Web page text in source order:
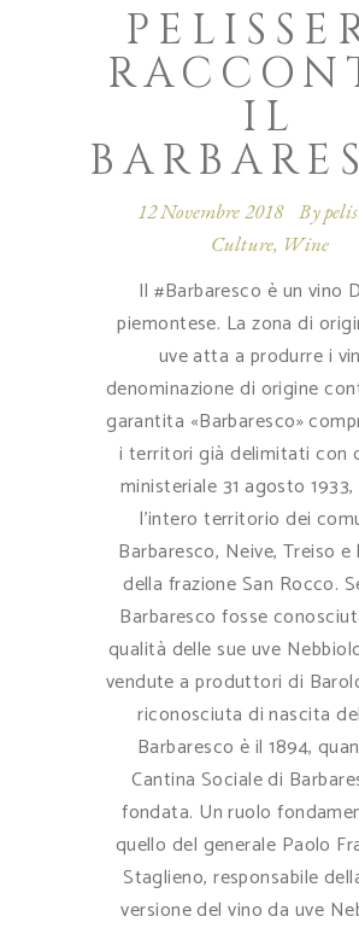
IL
12 Novembre 2018 By
Culture, Wine
Il #Barbaresco è un vino
piemontese. La zona di
uve atta a produrre i
denominazione di origine
garantita «Barbaresco»
i territori già delimitati con
ministeriale 31 agosto
l'intero territorio dei
Barbaresco, Neive, Treiso
della frazione San Rocco.
Barbaresco fosse
qualità delle sue uve
vendute a produttori di
riconosciuta di nascita
Barbaresco è il 1894,
Cantina Sociale di
fondata. Un ruolo
quello del generale Paolo
Staglieno, responsabile
versione del vino da uve